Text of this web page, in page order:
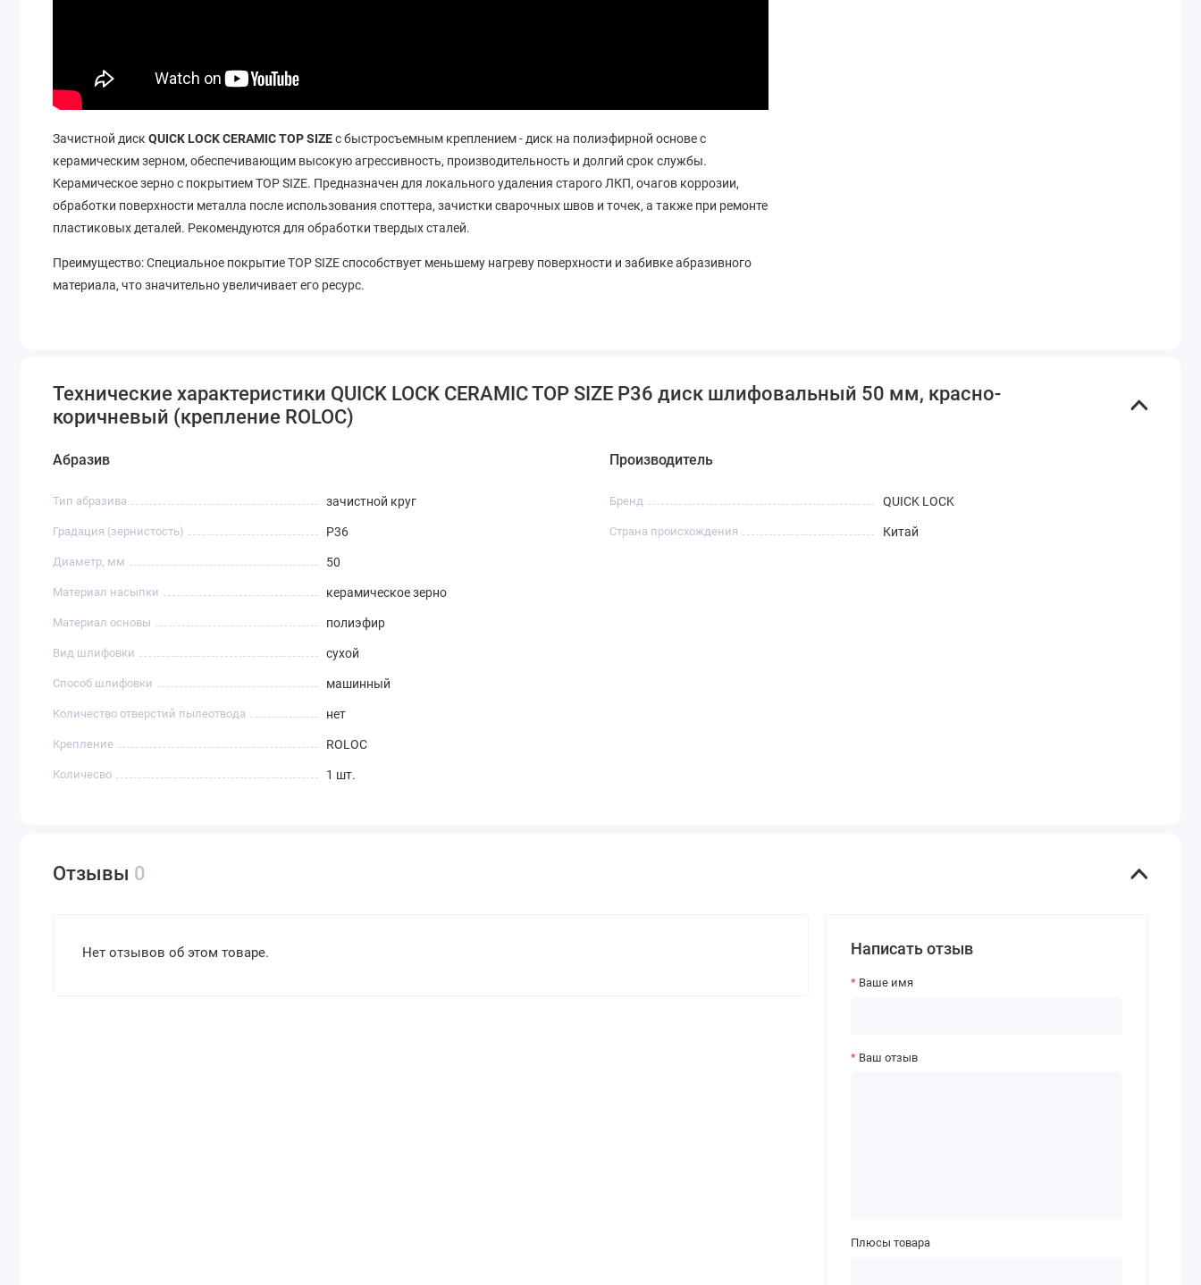
Зачистной дискQUICK LOCK CERAMIC TOP SIZEс быстросъемным креплением - диск на полиэфирной основе с
керамическим зерном, обеспечивающим высокую агрессивность, производительность и долгий срок службы.
Керамическое зерно с покрытием TOP SIZE. Предназначен для локального удаления старого ЛКП, очагов коррозии,
обработки поверхности металла после использования споттера, зачистки сварочных швов и точек, а также при ремонте
пластиковых деталей. Рекомендуются для обработки твердых сталей.
Преимущество: Специальное покрытие TOP SIZE способствует меньшему нагреву поверхности и забивке абразивного
материала, что значительно увеличивает его ресурс.
Технические характеристики QUICK LOCK CERAMIC TOP SIZE Р36 диск шлифовальный 50 мм, красно-
коричневый (крепление ROLOC)
Абразив
Тип абразива зачистной круг
Градация (зернистость) P36
Диаметр, мм 50
Материал насыпки керамическое зерно
Материал основы полиэфир
Вид шлифовки сухой
Способ шлифовки машинный
Количество отверстий пылеотвода нет
Крепление ROLOC
Количесво 1 шт.
Производитель
Бренд QUICK LOCK
Страна происхождения Китай
Отзывы 0
Нет отзывов об этом товаре. Написать отзыв
Ваше имя
Ваш отзыв
Плюсы товара